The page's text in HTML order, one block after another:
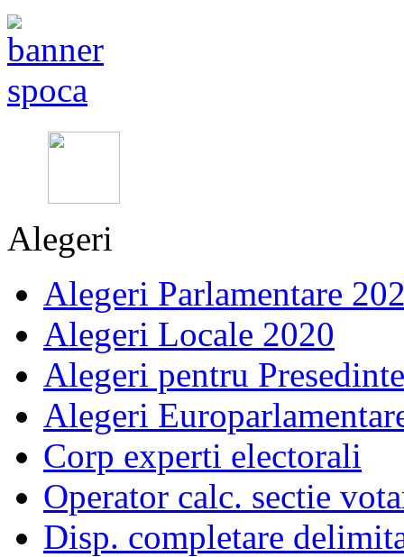
Alegeri
Alegeri Parlamentare
Alegeri Locale 2020
Alegeri pentru
Alegeri
Corp experti electorali
Operator calc. sectie
Disp. completare